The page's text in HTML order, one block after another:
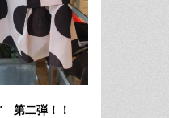
第二弾！！